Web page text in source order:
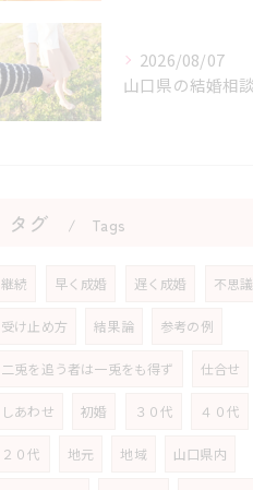
2026/08/07
タグ Tags
継続 早く成婚 遅く成婚 不思議
受け止め方 結果論 参考の例
二兎を追う者は一兎をも得ず 仕合せ
しあわせ 初婚 ３０代 ４０代
２０代 地元 地域 山口県内